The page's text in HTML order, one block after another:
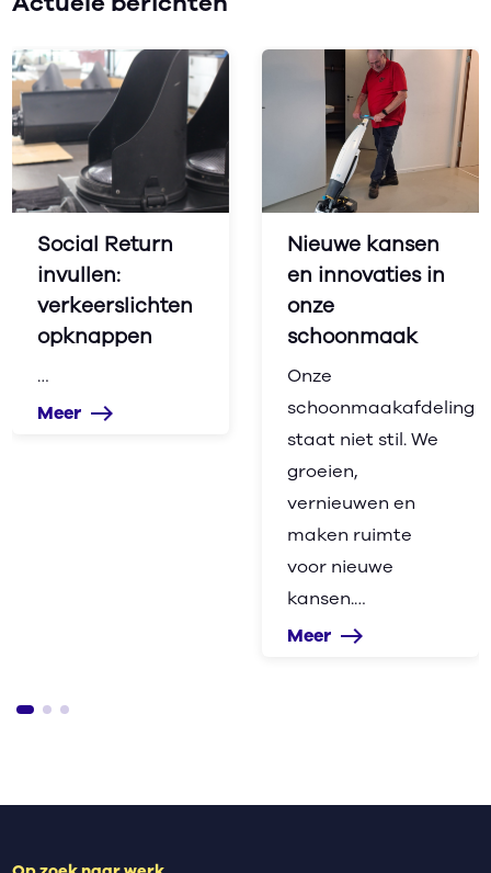
Social Return
invullen:
verkeerslichten
opknappen
…
Meer east
Nieuwe kansen
en innovaties in
onze
schoonmaak
Onze
schoonmaakafdeling
staat niet stil. We
groeien,
vernieuwen en
maken ruimte
voor nieuwe
kansen.…
Meer east